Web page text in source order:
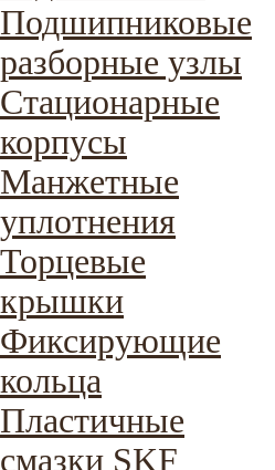
Подшипниковые
разборные узлы
Стационарные
корпусы
Манжетные
уплотнения
Торцевые
крышки
Фиксирующие
кольца
Пластичные
смазки SKF